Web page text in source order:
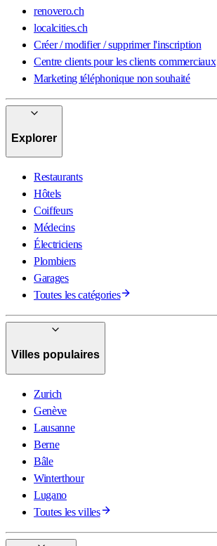
renovero.ch
localcities.ch
Créer / modifier / supprimer l'inscription
Centre clients pour les clients commerciaux
Marketing téléphonique non souhaité
Explorer
Restaurants
Hôtels
Coiffeurs
Médecins
Électriciens
Plombiers
Garages
Toutes les catégories
Villes populaires
Zurich
Genève
Lausanne
Berne
Bâle
Winterthour
Lugano
Toutes les villes